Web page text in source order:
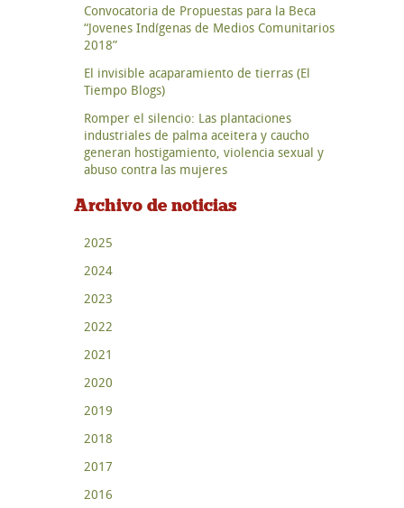
Convocatoria de Propuestas para la Beca
“Jovenes Indígenas de Medios Comunitarios
2018”
El invisible acaparamiento de tierras (El
Tiempo Blogs)
Romper el silencio: Las plantaciones
industriales de palma aceitera y caucho
generan hostigamiento, violencia sexual y
abuso contra las mujeres
Archivo de noticias
2025
2024
2023
2022
2021
2020
2019
2018
2017
2016